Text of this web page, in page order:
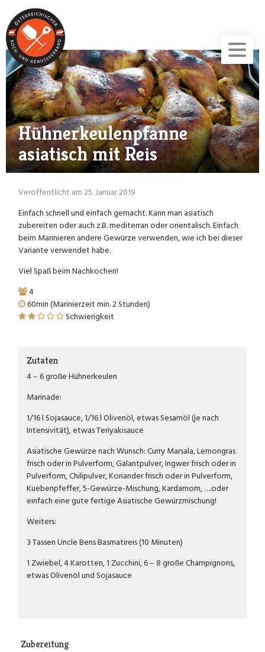
Hühnerkeulenpfanne
asiatisch mit Reis
Veröffentlicht am 25. Januar 2019
Einfach schnell und einfach gemacht. Kann man asiatisch
zubereiten oder auch z.B. mediterran oder orientalisch. Einfach
beim Marinieren andere Gewürze verwenden, wie ich bei dieser
Variante verwendet habe.
Viel Spaß beim Nachkochen!
4
60min (Marinierzeit min. 2 Stunden)
Schwierigkeit
Zutaten
4 – 6 große Hühnerkeulen
Marinade:
1/16 l Sojasauce, 1/16 l Olivenöl, etwas Sesamöl (je nach
Intensivität), etwas Teriyakisauce
Asiatische Gewürze nach Wunsch: Curry Marsala, Lemongras
frisch oder in Pulverform, Galantpulver, Ingwer frisch oder in
Pulverform, Chilipulver, Koriander frisch oder in Pulverform,
Kuebenpfeffer, 5-Gewürze-Mischung, Kardamom, ….oder
einfach eine gute fertige Asiatische Gewürzmischung!
Weiters:
3 Tassen Uncle Bens Basmatireis (10 Minuten)
1 Zwiebel, 4 Karotten, 1 Zucchini, 6 – 8 große Champignons,
etwas Olivenöl und Sojasauce
Zubereitung